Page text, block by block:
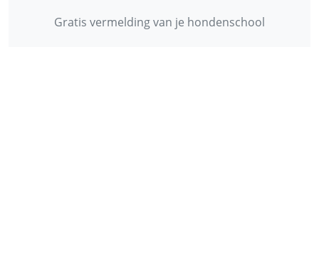
Gratis vermelding van je hondenschool